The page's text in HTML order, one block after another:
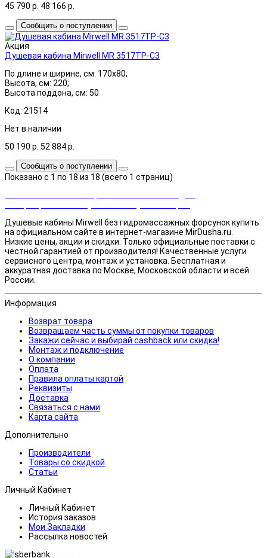
45 790 р. 48 166 р.
Сообщить о поступлении
Акция
Душевая кабина Mirwell MR 3517TP-C3
По длине и ширине, см: 170x80;
Высота, см: 220;
Высота поддона, см: 50
Код: 21514
Нет в наличии
50 190 р. 52 884р.
Сообщить о поступлении
Показано с 1 по 18 из 18 (всего 1 страниц)
Душевые кабины Mirwell без гидромассажных форсунок купить
на официальном сайте в интернет-магазине MirDusha.ru.
Низкие цены, акции и скидки. Только официальные поставки c
честной гарантией от производителя! Качественные услуги
сервисного центра, монтаж и установка. Бесплатная и
аккуратная доставка по Москве, Московской области и всей
России.
Информация
Возврат товара
Возвращаем часть суммы от покупки товаров
Закажи сейчас и выбирай cashback или скидка!
Монтаж и подключение
О компании
Оплата
Правила оплаты картой
Реквизиты
Доставка
Связаться с нами
Карта сайта
Дополнительно
Производители
Товары со скидкой
Статьи
Личный Кабинет
Личный Кабинет
История заказов
Мои Закладки
Рассылка новостей